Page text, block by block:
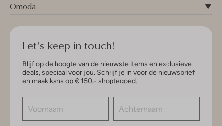
Omoda
Let's keep in touch!
Blijf op de hoogte van de nieuwste items en exclusieve
deals, speciaal voor jou. Schrijf je in voor de nieuwsbrief
en maak kans op € 150,- shoptegoed.